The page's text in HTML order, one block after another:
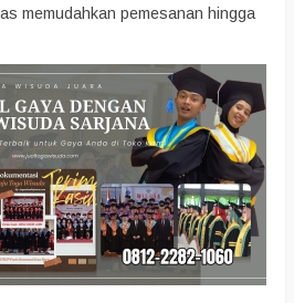
memudahkan pemesanan hingga